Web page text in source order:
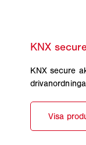
KNX secure